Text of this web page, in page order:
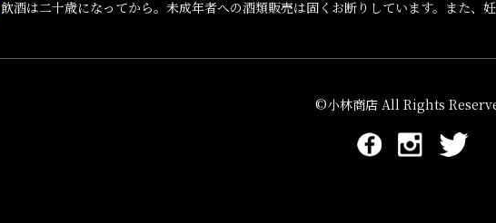
飲酒は二十歳になってから。未成年者への酒類販売は固くお断りしています。また、
©小林商店 All Rights